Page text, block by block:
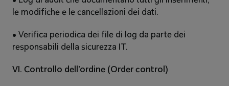
le modifiche e le cancellazioni dei dati.
• Verifica periodica dei file di log da parte dei
responsabili della sicurezza IT.
VI. Controllo dell’ordine (Order control)